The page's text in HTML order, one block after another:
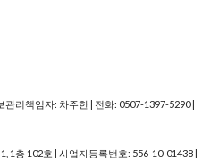
리책임자: 차주한 | 전화: 0507-1397-5290 |
1층 102호 | 사업자등록번호: 556-10-01438 |